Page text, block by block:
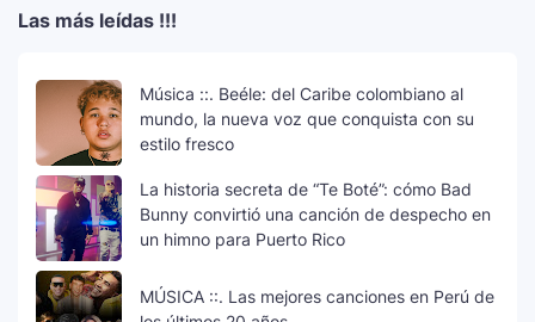
Las más leídas !!!
Música ::. Beéle: del Caribe colombiano al
mundo, la nueva voz que conquista con su
estilo fresco
La historia secreta de “Te Boté”: cómo Bad
Bunny convirtió una canción de despecho en
un himno para Puerto Rico
MÚSICA ::. Las mejores canciones en Perú de